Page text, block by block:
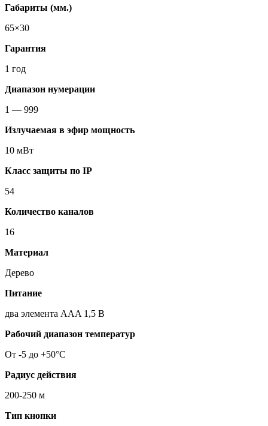
Габариты (мм.)
65×30
Гарантия
1 год
Диапазон нумерации
1 — 999
Излучаемая в эфир мощность
10 мВт
Класс защиты по IP
54
Количество каналов
16
Материал
Дерево
Питание
два элемента AAA 1,5 В
Рабочий диапазон температур
От -5 до +50°С
Радиус действия
200-250 м
Тип кнопки